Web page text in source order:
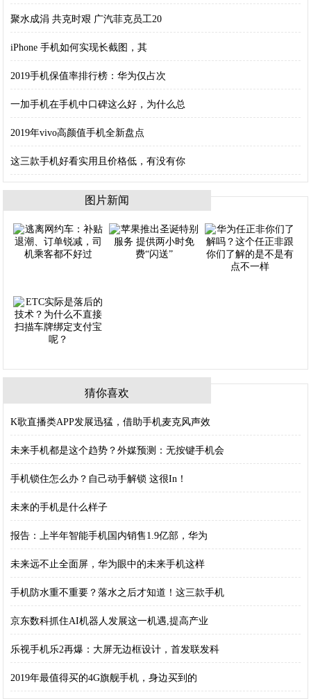
聚水成涓 共克时艰 广汽菲克员工20
iPhone 手机如何实现长截图，其
2019手机保值率排行榜：华为仅占次
一加手机在手机中口碑这么好，为什么总
2019年vivo高颜值手机全新盘点
这三款手机好看实用且价格低，有没有你
图片新闻
猜你喜欢
K歌直播类APP发展迅猛，借助手机麦克风声效
未来手机都是这个趋势？外媒预测：无按键手机会
手机锁住怎么办？自己动手解锁 这很In！
未来的手机是什么样子
报告：上半年智能手机国内销售1.9亿部，华为
未来远不止全面屏，华为眼中的未来手机这样
手机防水重不重要？落水之后才知道！这三款手机
京东数科抓住AI机器人发展这一机遇,提高产业
乐视手机乐2再爆：大屏无边框设计，首发联发科
2019年最值得买的4G旗舰手机，身边买到的